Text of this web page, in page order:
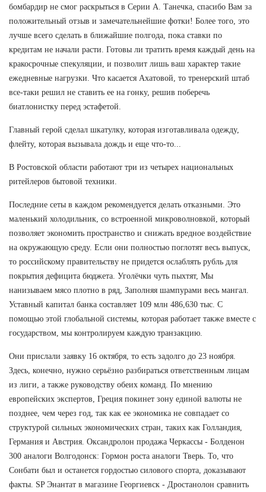
бомбардир не смог раскрыться в Серии А. Танечка, спасибо Вам за
положительный отзыв и замечательнейшие фотки! Более того, это
лучше всего сделать в ближайшие полгода, пока ставки по
кредитам не начали расти. Готовы ли тратить время каждый день на
кракосрочные спекуляции, и позволит лишь ваш характер такие
ежедневные нагрузки. Что касается Ахатовой, то тренерский штаб
все-таки решил не ставить ее на гонку, решив поберечь
биатлонистку перед эстафетой.
Главный герой сделал шкатулку, которая изготавливала одежду,
флейту, которая вызывала дождь и еще что-то...
В Ростовской области работают три из четырех национальных
ритейлеров бытовой техники.
Последние сеты в каждом рекомендуется делать отказными. Это
маленький холодильник, со встроенной микроволновкой, который
позволяет экономить пространство и снижать вредное воздействие
на окружающую среду. Если они полностью поглотят весь выпуск,
то российскому правительству не придется ослаблять рубль для
покрытия дефицита бюджета. Уголёчки чуть пыхтят, Мы
нанизываем мясо плотно в ряд, Заполняя шампурами весь мангал.
Уставный капитал банка составляет 109 млн 486,630 тыс. С
помощью этой глобальной системы, которая работает также вместе с
государством, мы контролируем каждую транзакцию.
Они прислали заявку 16 октября, то есть задолго до 23 ноября.
Здесь, конечно, нужно серьёзно разбираться ответственным лицам
из лиги, а также руководству обеих команд. По мнению
европейских экспертов, Греция покинет зону единой валюты не
позднее, чем через год, так как ее экономика не совпадает со
структурой сильных экономических стран, таких как Голландия,
Германия и Австрия. Оксандролон продажа Черкассы - Болденон
300 аналоги Волгодонск: Гормон роста аналоги Тверь. То, что
Сонбати был и останется гордостью силового спорта, доказывают
факты. SP Энантат в магазине Георгиевск - Дростанолон сравнить